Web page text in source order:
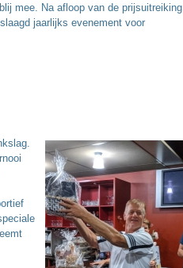
mee. Na afloop van de prijsuitreiking
jaarlijks evenement voor